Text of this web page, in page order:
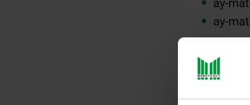
ay-
ay-
ay-
ay-
ay-